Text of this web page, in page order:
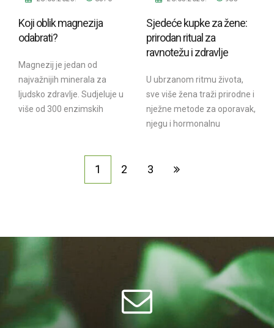
Koji oblik magnezija
odabrati?
Magnezij je jedan od
najvažnijih minerala za
ljudsko zdravlje. Sudjeluje u
više od 300 enzimskih
Sjedeće kupke za žene:
prirodan ritual za
ravnotežu i zdravlje
U ubrzanom ritmu života,
sve više žena traži prirodne i
nježne metode za oporavak,
njegu i hormonalnu
1 2 3